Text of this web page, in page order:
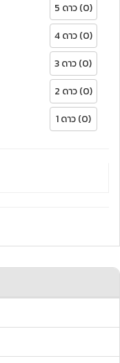
5 ดาว (0)
4 ดาว (0)
3 ดาว (0)
2 ดาว (0)
1 ดาว (0)